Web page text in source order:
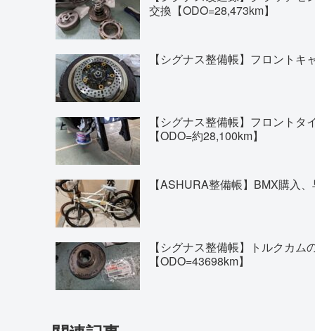
交換【ODO=28,473km】
【シグナス整備帳】フロント
【シグナス整備帳】フロント
【ODO=約28,100km】
【ASHURA整備帳】BMX購入
【シグナス整備帳】トルクカ
【ODO=43698km】